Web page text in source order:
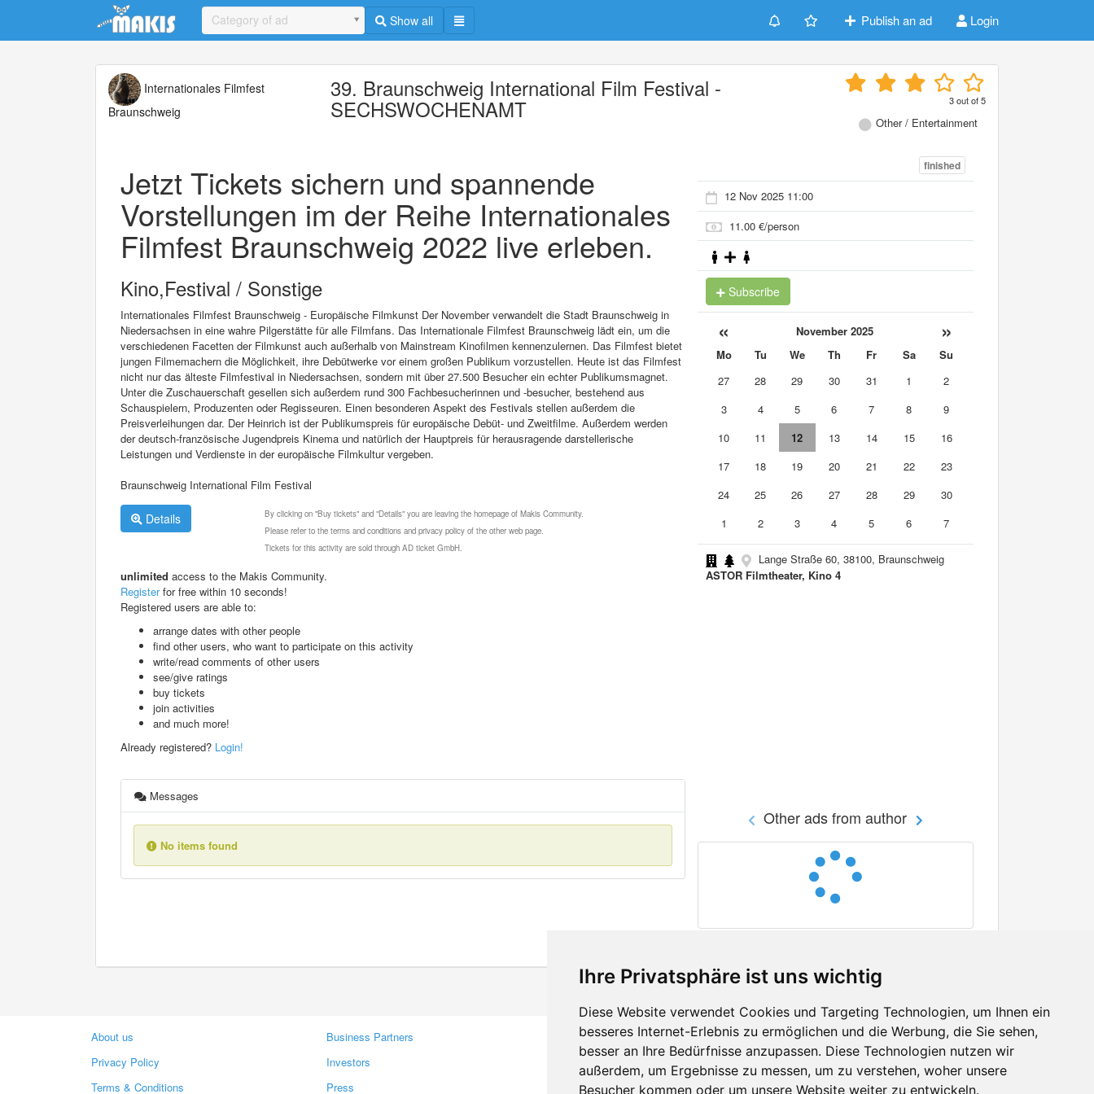
Ihre Privatsphäre ist uns wichtig
Diese Website verwendet Cookies und Targeting Technologien, um Ihnen ein
besseres Internet-Erlebnis zu ermöglichen und die Werbung, die Sie sehen,
besser an Ihre Bedürfnisse anzupassen. Diese Technologien nutzen wir
außerdem, um Ergebnisse zu messen, um zu verstehen, woher unsere
Besucher kommen oder um unsere Website weiter zu entwickeln.
Update cookies preferences
Category of ad Show all Publish an ad Login
Internationales Filmfest
Braunschweig
39. Braunschweig International Film Festival -
SECHSWOCHENAMT 3out of5
Other / Entertainment
Jetzt Tickets sichern und spannende
Vorstellungen im der Reihe Internationales
Filmfest Braunschweig 2022 live erleben.
Kino,Festival / Sonstige
Internationales Filmfest Braunschweig - Europäische Filmkunst Der November verwandelt die Stadt Braunschweig in
Niedersachsen in eine wahre Pilgerstätte für alle Filmfans. Das Internationale Filmfest Braunschweig lädt ein, um die
verschiedenen Facetten der Filmkunst auch außerhalb von Mainstream Kinofilmen kennenzulernen. Das Filmfest bietet
jungen Filmemachern die Möglichkeit, ihre Debütwerke vor einem großen Publikum vorzustellen. Heute ist das Filmfest
nicht nur das älteste Filmfestival in Niedersachsen, sondern mit über 27.500 Besucher ein echter Publikumsmagnet.
Unter die Zuschauerschaft gesellen sich außerdem rund 300 Fachbesucherinnen und -besucher, bestehend aus
Schauspielern, Produzenten oder Regisseuren. Einen besonderen Aspekt des Festivals stellen außerdem die
Preisverleihungen dar. Der Heinrich ist der Publikumspreis für europäische Debüt- und Zweitfilme. Außerdem werden
der deutsch-französische Jugendpreis Kinema und natürlich der Hauptpreis für herausragende darstellerische
Leistungen und Verdienste in der europäische Filmkultur vergeben.
Braunschweig International Film Festival
Details
By clicking on "Buy tickets" and "Details" you are leaving the homepage of Makis Community.
Please refer to the terms and conditions and privacy policy of the other web page.
Tickets for this activity are sold through AD ticket GmbH.
unlimited access to the Makis Community.
Registerfor free within 10 seconds!
Registered users are able to:
arrange dates with other people
find other users, who want to participate on this activity
write/read comments of other users
see/give ratings
buy tickets
join activities
and much more!
Already registered? Login!
Messages
No items found
finished
12 Nov 2025 11:00
11.00 €/person
Subscribe
« November 2025 »
Mo Tu We Th Fr Sa
Su
27
28 29 30 31 1
2
3
4 5 6 7 8
9
10
11 12 13 14 15
16
17
18 19 20 21 22
23
24
25 26 27 28 29
30
1
2 3 4 5 6 7
Lange Straße 60, 38100, Braunschweig
ASTOR Filmtheater, Kino 4
Other ads from author
About us
Privacy Policy
Terms & Conditions
Business Partners
Investors
Press
Contacts
Feedback
Report A Bug
Facebook
Twitter
YouTube